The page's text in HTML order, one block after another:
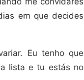
em que decides
Eu tenho que
lista e tu estás no